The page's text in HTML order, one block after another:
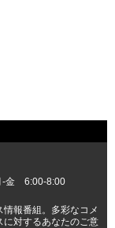
-金 6:00-8:00
報番組。多彩なコメ
に対するあなたのご意